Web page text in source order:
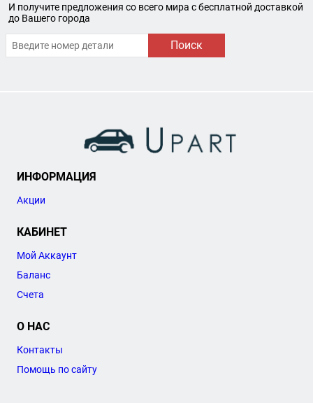
И получите предложения со всего мира с бесплатной доставкой
до Вашего города
Поиск
ИНФОРМАЦИЯ
Акции
КАБИНЕТ
Мой Аккаунт
Баланс
Счета
О НАС
Контакты
Помощь по сайту